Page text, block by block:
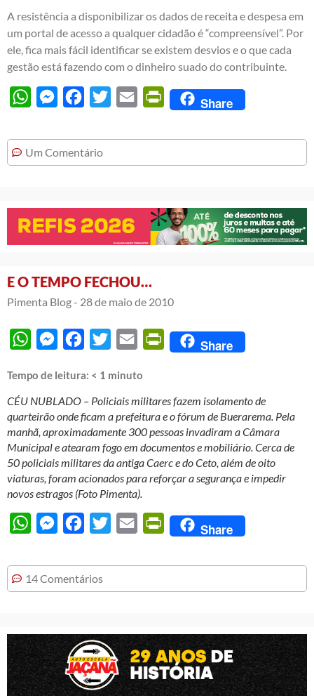
A resistência a disponibilizar os dados de receita e despesa em
um portal de acesso a qualquer cidadão é “compreensível”. Por
ele, fica mais fácil identificar se existem desvios e o que cada
gestão está fazendo com o dinheiro suado do contribuinte.
WhatsAppMessengerFacebook
Twitter Email PrintFriendly
Share
Um Comentário
E O TEMPO FECHOU…
Pimenta Blog - 28 de maio de 2010
WhatsAppMessengerFacebook
Twitter Email PrintFriendly
Share
Tempo de leitura: < 1 minuto
CÉU NUBLADO – Policiais militares fazem isolamento de
quarteirão onde ficam a prefeitura e o fórum de Buerarema. Pela
manhã, aproximadamente 300 pessoas invadiram a Câmara
Municipal e atearam fogo em documentos e mobiliário. Cerca de
50 policiais militares da antiga Caerc e do Ceto, além de oito
viaturas, foram acionados para reforçar a segurança e impedir
novos estragos (Foto Pimenta).
WhatsAppMessengerFacebook
Twitter Email PrintFriendly
Share
14 Comentários